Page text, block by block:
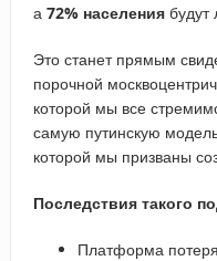
а 72% населениябудут
Это станет прямым
порочной
которой мы все
самую путинскую
которой мы призваны
Последствия такого
Платформа